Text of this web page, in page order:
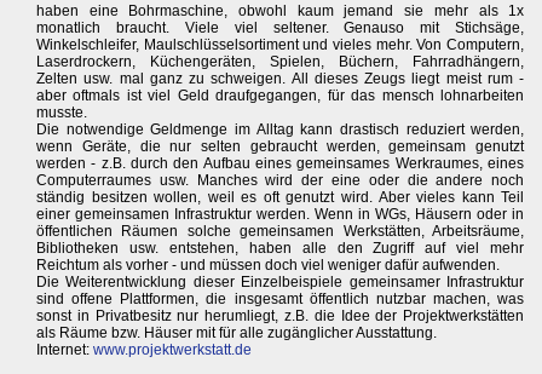
haben eine Bohrmaschine, obwohl kaum jemand sie mehr als 1x
monatlich braucht. Viele viel seltener. Genauso mit Stichsäge,
Winkelschleifer, Maulschlüsselsortiment und vieles mehr. Von Computern,
Laserdrockern, Küchengeräten, Spielen, Büchern, Fahrradhängern,
Zelten usw. mal ganz zu schweigen. All dieses Zeugs liegt meist rum -
aber oftmals ist viel Geld draufgegangen, für das mensch lohnarbeiten
musste.
Die notwendige Geldmenge im Alltag kann drastisch reduziert werden,
wenn Geräte, die nur selten gebraucht werden, gemeinsam genutzt
werden - z.B. durch den Aufbau eines gemeinsames Werkraumes, eines
Computerraumes usw. Manches wird der eine oder die andere noch
ständig besitzen wollen, weil es oft genutzt wird. Aber vieles kann Teil
einer gemeinsamen Infrastruktur werden. Wenn in WGs, Häusern oder in
öffentlichen Räumen solche gemeinsamen Werkstätten, Arbeitsräume,
Bibliotheken usw. entstehen, haben alle den Zugriff auf viel mehr
Reichtum als vorher - und müssen doch viel weniger dafür aufwenden.
Die Weiterentwicklung dieser Einzelbeispiele gemeinsamer Infrastruktur
sind offene Plattformen, die insgesamt öffentlich nutzbar machen, was
sonst in Privatbesitz nur herumliegt, z.B. die Idee der Projektwerkstätten
als Räume bzw. Häuser mit für alle zugänglicher Ausstattung.
Internet: www.projektwerkstatt.de